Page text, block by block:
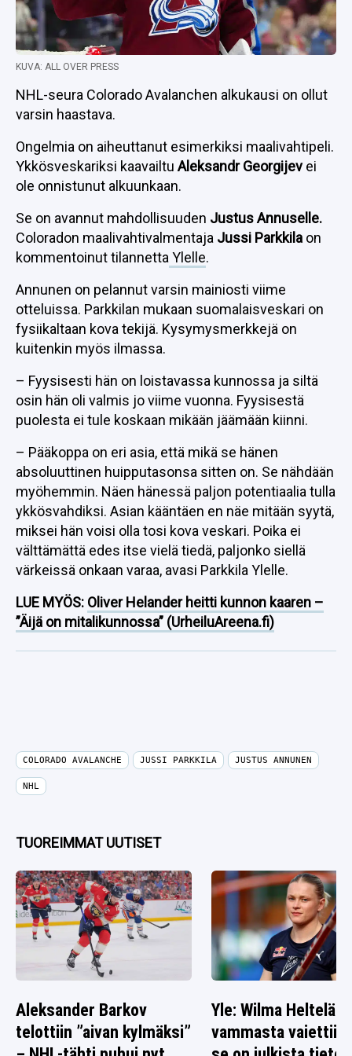
KUVA: ALL OVER PRESS
NHL-seura Colorado Avalanchen alkukausi on ollut
varsin haastava.
Ongelmia on aiheuttanut esimerkiksi maalivahtipeli.
Ykkösveskariksi kaavailtu Aleksandr Georgijevei
ole onnistunut alkuunkaan.
Se on avannut mahdollisuuden Justus Annuselle.
Coloradon maalivahtivalmentaja Jussi Parkkila on
kommentoinut tilannetta Ylelle.
Annunen on pelannut varsin mainiosti viime
otteluissa. Parkkilan mukaan suomalaisveskari on
fysiikaltaan kova tekijä. Kysymysmerkkejä on
kuitenkin myös ilmassa.
– Fyysisesti hän on loistavassa kunnossa ja siltä
osin hän oli valmis jo viime vuonna. Fyysisestä
puolesta ei tule koskaan mikään jäämään kiinni.
– Pääkoppa on eri asia, että mikä se hänen
absoluuttinen huipputasonsa sitten on. Se nähdään
myöhemmin. Näen hänessä paljon potentiaalia tulla
ykkösvahdiksi. Asian kääntäen en näe mitään syytä,
miksei hän voisi olla tosi kova veskari. Poika ei
välttämättä edes itse vielä tiedä, paljonko siellä
värkeissä onkaan varaa, avasi Parkkila Ylelle.
LUE MYÖS: Oliver Helander heitti kunnon kaaren –
”Äijä on mitalikunnossa” (UrheiluAreena.fi)
COLORADO AVALANCHE JUSSI PARKKILA JUSTUS ANNUNEN
NHL
TUOREIMMAT UUTISET
Aleksander Barkov
telottiin ”aivan kylmäksi”
Yle: Wilma Heltelän
vammasta vaiettiin